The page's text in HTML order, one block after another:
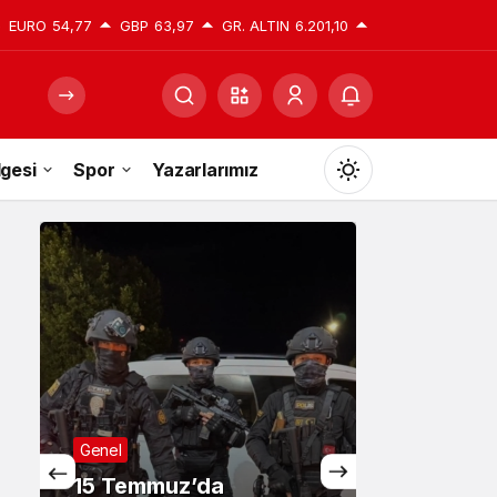
EURO 54,77 GBP 63,97 GR. ALTIN 6.201,10
Spor Yazarlarımız
Mod
değiştir
Gündüz Modu
Gündüz modunu seçin.
Gece Modu
Gece modunu seçin.